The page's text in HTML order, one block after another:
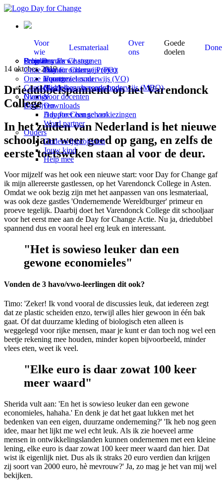
Voor
wie
Scholen
Primair onderwijs (PO)
Voortgezet onderwijs (VO)
Middelbaar beroeps onderwijs (MBO)
Voor docenten
Bedrijven
Adopteer een school
Word partner
Ouders
Onderwijsprojecten
Jouw kind
Help mee
Lesmateriaal
Programma’s
Day for Change Project
Economieles.nu
Gastlessen en workshops
Overige
Downloads
Day for Change verkiezingen
Over
ons
Over Day for Change
Onze missie
Onze impact
Contact
Nieuws
Goede
doelen
Projecten die we steunen
14 oktober, 2019
Driedubbelspannend op het Varendonck
College
In het zuiden van Nederland is het nieuwe
schooljaar weer goed op gang, en zelfs de
eerste toetsweken staan al voor de deur.
Voor mijzelf was het ook een nieuwe start: voor Day for Change gaf
ik mijn allereerste gastlessen, op het Varendonck College in Asten.
Omdat we ook bezig zijn met het aanpassen van ons lesmateriaal,
was ook deze gastles 'Ondernemende Wereldburger' primeur en
proeve tegelijk. Daarbij doet het Varendonck College dit schooljaar
voor het eerst mee aan de Day for Change Actie. Nu ja, driedubbel
spannend dus en vooral heel erg leuk en interessant.
"Het is sowieso leuker dan een
gewone economieles"
Vonden de 3 havo/vwo-leerlingen dit ook?
Timo: 'Zeker! Ik vond vooral de discussies leuk, dat iedereen zegt
dat ze plastic scheiden enzo, terwijl alles hier gewoon in één bak
gaat. Of dat duurzame kleding of biologisch eten alleen is
weggelegd voor rijke mensen, maar je kunt er dan toch nog wel een
beetje rekening mee houden, minder kopen bijvoorbeeld, minder
vlees eten, weet ik veel.
"Elke euro is daar zowat 100 keer
meer waard"
Sherida vult aan: 'En het is sowieso leuker dan een gewone
economieles, hahaha.' En denk je dat het gaat lukken met het
bedenken van een eigen, duurzame onderneming?' 'Ik heb nog geen
idee, maar het lijkt me wel echt leuk. Als ik zie hoeveel arme
mensen in ontwikkelingslanden kunnen ondernemen met een kleine
lening, elke euro is daar zowat 100 keer meer waard dan hier. Dat
wist ik eigenlijk niet. Dus als ik straks 20 euro verdien dan krijgen
zij soort van 2000 euro, hè mevrouw?' Ja, zo mag je het van mij wel
bekijken.